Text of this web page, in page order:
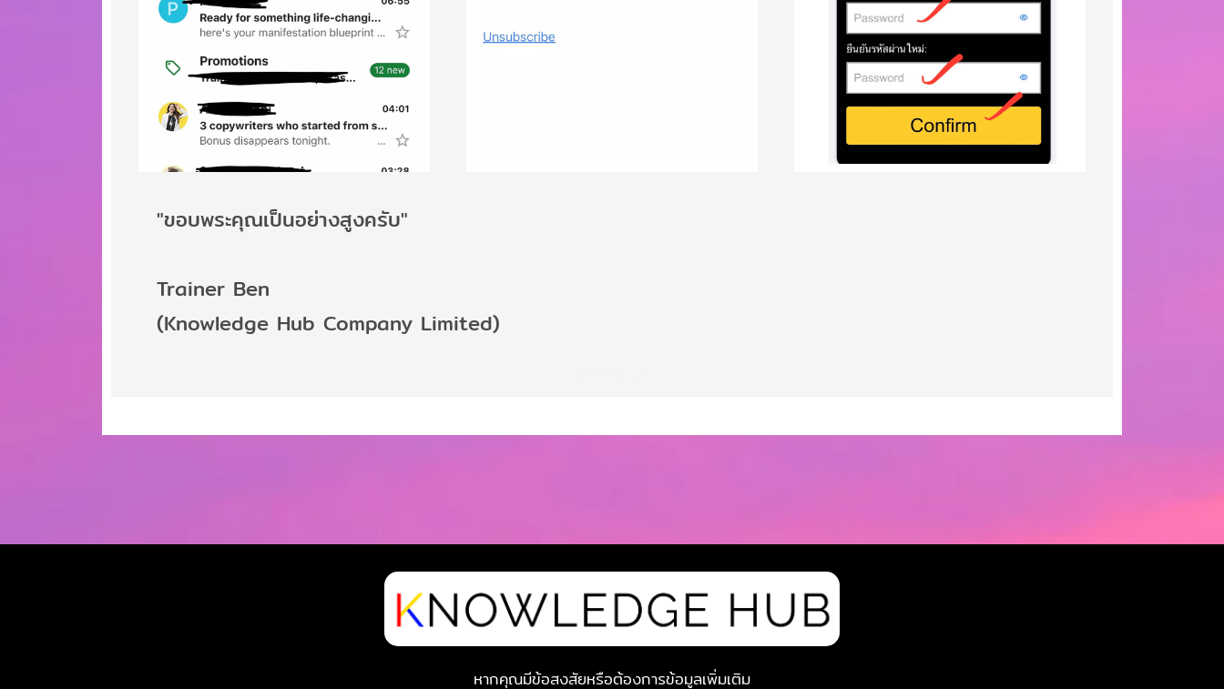
"ขอบพระคุณเป็นอย่างสูงครับ"
Trainer Ben
(Knowledge Hub Company Limited)
หากคุณมีข้อสงสัยหรือต้องการข้อมูลเพิ่มเติม